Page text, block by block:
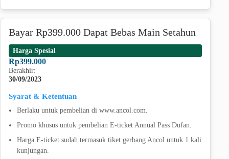
Bayar Rp399.000 Dapat Bebas Main Setahun
Harga Spesial
Rp399.000
Berakhir:
30/09/2023
Syarat & Ketentuan
Berlaku untuk pembelian di www.ancol.com.
Promo khusus untuk pembelian E-ticket Annual Pass Dufan.
Harga E-ticket sudah termasuk tiket gerbang Ancol untuk 1 kali
kunjungan.